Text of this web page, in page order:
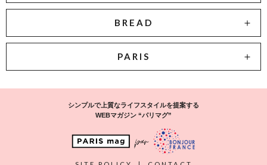
BREAD
PARIS
シンプルで上質なライフスタイルを提案する
WEBマガジン “パリマグ”